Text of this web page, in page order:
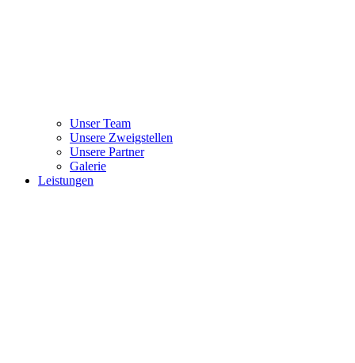
Unser Team
Unsere Zweigstellen
Unsere Partner
Galerie
Leistungen